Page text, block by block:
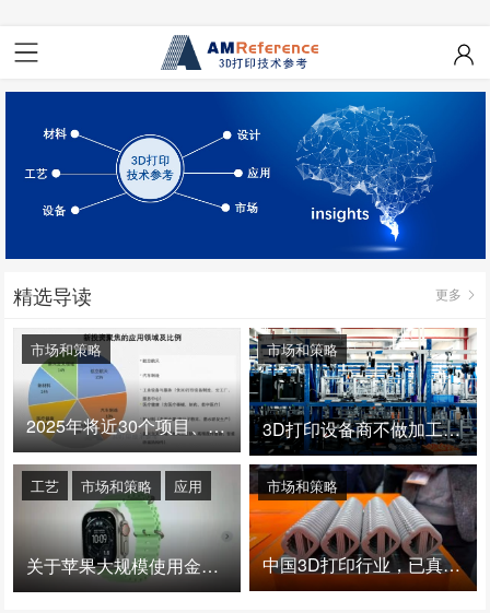
精选导读 更多
2025年将近30个项目、150亿投资：3D打印真的迎来爆发拐点了吗
市场和策略
3D打印设备商不做加工服务，就成了旁观者！
市场和策略
关于苹果大规模使用金属3D打印的思考
工艺 市场和策略 应用
中国3D打印行业，已真正进入爆发时代！
市场和策略